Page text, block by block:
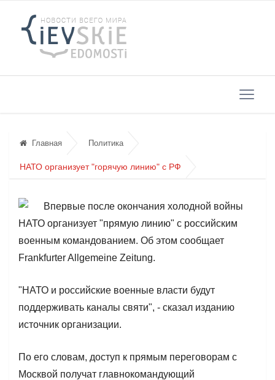
Главная Политика
НАТО организует "горячую линию" с РФ
Впервые после окончания холодной войны
НАТО организует "прямую линию" с российским
военным командованием. Об этом сообщает
Frankfurter Allgemeine Zeitung.
"НАТО и российские военные власти будут
поддерживать каналы святи", - сказал изданию
источник организации.
По его словам, доступ к прямым переговорам с
Москвой получат главнокомандующий